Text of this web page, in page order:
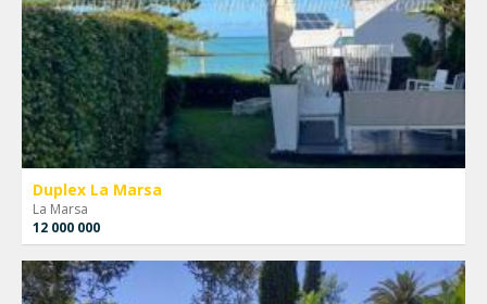
Duplex La Marsa
La Marsa
12 000 000